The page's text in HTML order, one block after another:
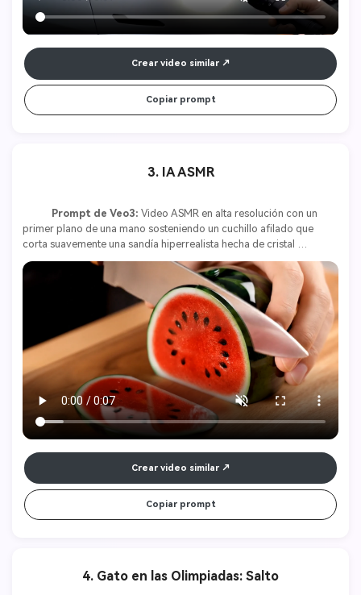
Crear video similar
Copiar prompt
3. IA ASMR
Prompt de Veo3: Video ASMR en alta resolución con un
primer plano de una mano sosteniendo un cuchillo afilado que
corta suavemente una sandía hiperrealista hecha de cristal
transparente. La sandía se encuentra sobre una tabla de cortar de
madera pulida, su superficie exterior imitando una corteza verde
profundo con sutiles estrías. Al deslizar el cuchillo, revela una pulpa
roja vívida con semillas negras incrustadas, detallada de manera
realista bajo la superficie brillante y translúcida. Cada corte
produce sonidos nítidos y resonantes, amplificados para una
experiencia ASMR profundamente satisfactoria. Finas rodajas
brillantes caen con gracia, capturando la luz como fragmentos de
rubí en esmeralda. Reflexiones y refracciones bailan sobre la tabla
de cortar al resaltar la textura cristalina bajo la luz. La atmósfera es
serena y refinada, enfocada en imágenes limpias y los sonidos
puros y amplificados del corte—sin música de fondo, solo el
elegante ritmo de la hoja contra el vidrio.
Crear video similar
Copiar prompt
4. Gato en las Olimpiadas: Salto